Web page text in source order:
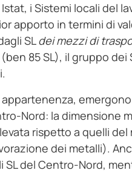
i Sistemi locali del
apporto in termini di
SLdei mezzi di
85 SL), il gruppo dei
Nord: la dimensione
rispetto a quelli
dei metalli).
del Centro-Nord,